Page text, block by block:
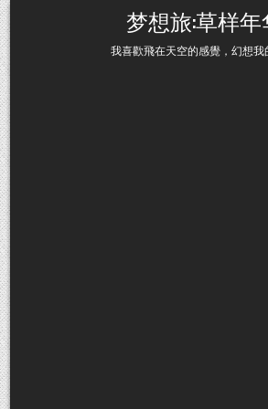
Skip to content 梦想旅:草样
我喜歡飛在天空的感覺，幻想我